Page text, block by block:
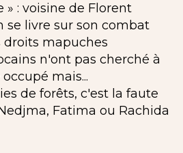
» : voisine de Florent
se livre sur son combat
droits mapuches
n'ont pas cherché à
mais...
de forêts, c'est la faute
Fatima ou Rachida